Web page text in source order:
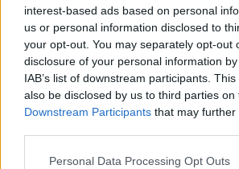
interest-based ads based on personal
us or personal information disclosed to
your opt-out. You may separately opt-out
disclosure of your personal information
IAB’s list of downstream participants.
also be disclosed by us to third parties on
Downstream Participants that may
Personal Data Processing Opt Outs
TheCars.gr |12/02/2026 10:00
Το Omoda 5 SHS-H
υβριδική τεχνολογία
αυτονομία έως 1000